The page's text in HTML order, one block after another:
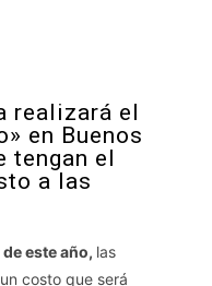
realizará el
en Buenos
tengan el
a las
este año, las
costo que será